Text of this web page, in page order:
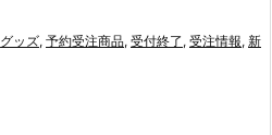
グッズ, 予約受注商品, 受付終了 , 受注情報, 新